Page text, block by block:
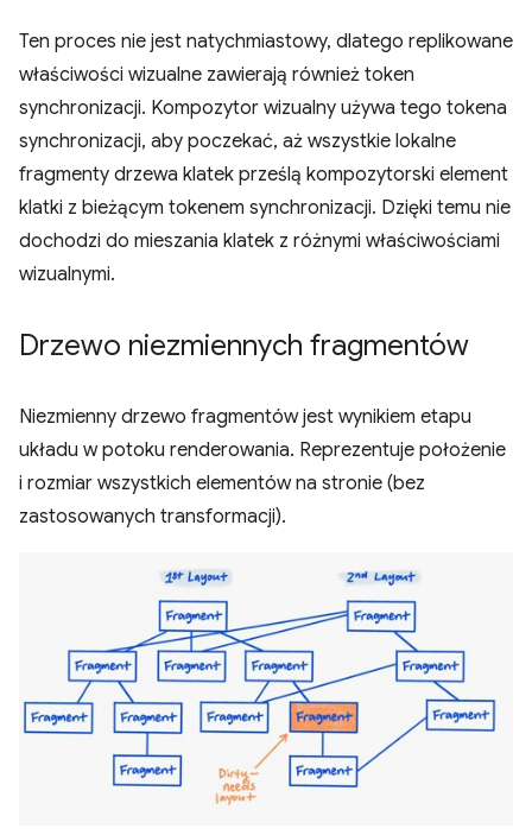
Ten proces nie jest natychmiastowy, dlatego replikowane
właściwości wizualne zawierają również token
synchronizacji. Kompozytor wizualny używa tego tokena
synchronizacji, aby poczekać, aż wszystkie lokalne
fragmenty drzewa klatek prześlą kompozytorski element
klatki z bieżącym tokenem synchronizacji. Dzięki temu nie
dochodzi do mieszania klatek z różnymi właściwościami
wizualnymi.
Drzewo niezmiennych fragmentów
Niezmienny drzewo fragmentów jest wynikiem etapu
układu w potoku renderowania. Reprezentuje położenie
i rozmiar wszystkich elementów na stronie (bez
zastosowanych transformacji).